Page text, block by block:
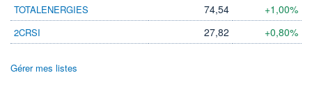
TOTALENERGIES 74,54 +1,00%
2CRSI 27,82 +0,80%
Gérer mes listes